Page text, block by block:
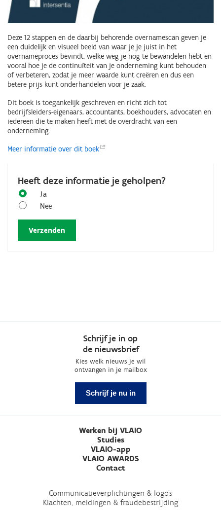
Deze 12 stappen en de daarbij behorende overnamescan geven je
een duidelijk en visueel beeld van waar je je juist in het
overnameproces bevindt, welke weg je nog te bewandelen hebt en
vooral hoe je de continuïteit van je onderneming kunt behouden
of verbeteren, zodat je meer waarde kunt creëren en dus een
betere prijs kunt onderhandelen voor je zaak.
Dit boek is toegankelijk geschreven en richt zich tot
bedrijfsleiders-eigenaars, accountants, boekhouders, advocaten en
iedereen die te maken heeft met de overdracht van een
onderneming.
Meer informatie over dit boek
Heeft deze informatie je geholpen?
Ja
Nee
Schrijf je in op
de nieuwsbrief
Kies welk nieuws je wil
ontvangen in je mailbox
Schrijf je nu in
Werken bij VLAIO
Studies
VLAIO-app
VLAIO AWARDS
Contact
Communicatieverplichtingen & logo's
Klachten, meldingen & fraudebestrijding